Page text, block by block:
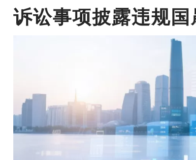
诉讼事项披露违规